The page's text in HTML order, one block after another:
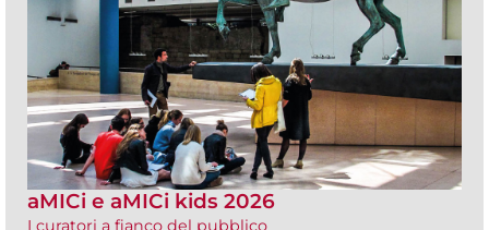
aMICi e aMICi kids 2026
I curatori a fianco del pubblico